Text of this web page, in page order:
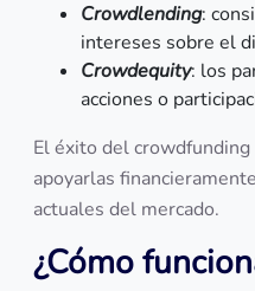
Crowdlending:
intereses sobre el
Crowdequity: los
acciones o
El éxito del crowdfunding
apoyarlas
actuales del mercado.
¿Cómo